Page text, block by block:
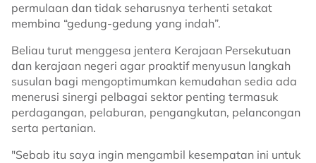
permulaan dan tidak seharusnya terhenti setakat
membina “gedung-gedung yang indah”.
Beliau turut menggesa jentera Kerajaan Persekutuan
dan kerajaan negeri agar proaktif menyusun langkah
susulan bagi mengoptimumkan kemudahan sedia ada
menerusi sinergi pelbagai sektor penting termasuk
perdagangan, pelaburan, pengangkutan, pelancongan
serta pertanian.
"Sebab itu saya ingin mengambil kesempatan ini untuk